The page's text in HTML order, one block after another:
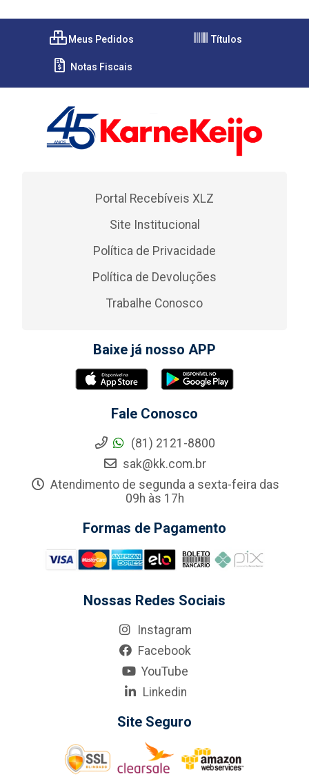
Meus Pedidos Títulos
Notas Fiscais
Portal Recebíveis XLZ
Site Institucional
Política de Privacidade
Política de Devoluções
Trabalhe Conosco
Baixe já nosso APP
Fale Conosco
(81) 2121-8800
sak@kk.com.br
Atendimento de segunda a sexta-feira das
09h às 17h
Formas de Pagamento
Nossas Redes Sociais
Instagram
Facebook
YouTube
Linkedin
Site Seguro